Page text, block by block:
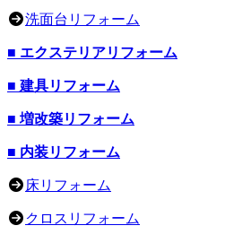
洗面台リフォーム
■ エクステリアリフォーム
■ 建具リフォーム
■ 増改築リフォーム
■ 内装リフォーム
床リフォーム
クロスリフォーム